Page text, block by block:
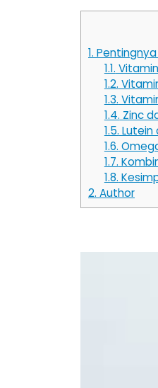
1.
1.1.
1.2.
1.3.
1.4. Zinc
1.5. Lutein
1.6.
1.7.
1.8.
2. Author